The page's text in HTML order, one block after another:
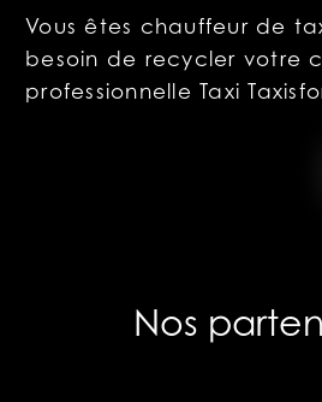
Vous êtes chauffeur de
besoin de recycler votre
professionnelle Taxi
Nos